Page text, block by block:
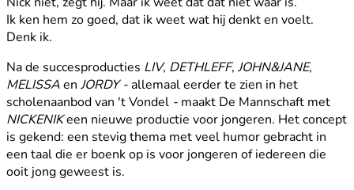
Ik ken hem zo goed, dat ik weet wat hij denkt en voelt.
Denk ik.
Na de succesproducties LIV, DETHLEFF, JOHN&JANE,
MELISSAen JORDY -allemaal eerder te zien in het
scholenaanbod van 't Vondel - maakt De Mannschaft met
NICKENIKeen nieuwe productie voor jongeren. Het concept
is gekend: een stevig thema met veel humor gebracht in
een taal die er boenk op is voor jongeren of iedereen die
ooit jong geweest is.